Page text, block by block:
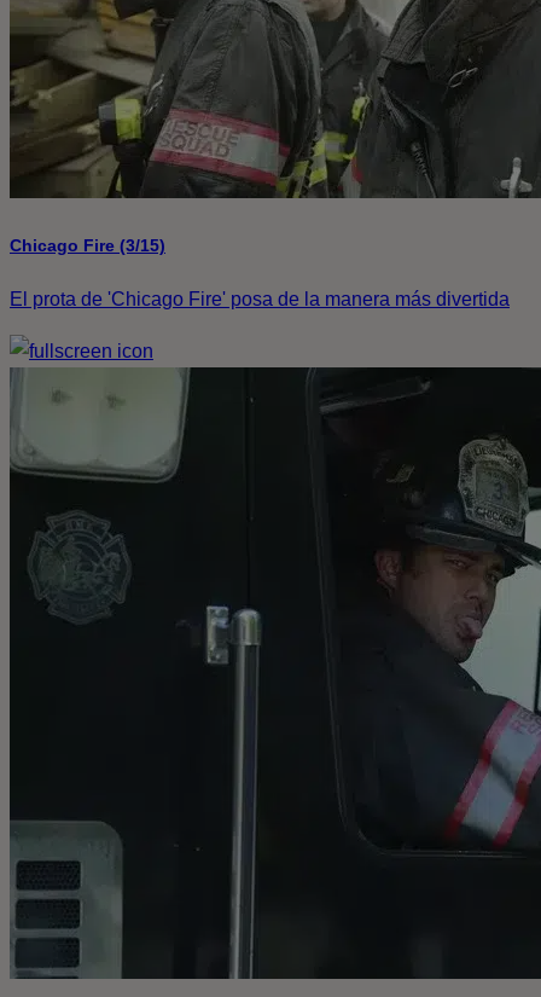
Chicago Fire (3/15)
El prota de 'Chicago Fire' posa de la manera más divertida